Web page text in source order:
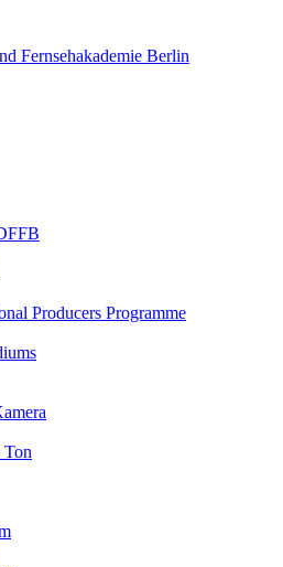
Pro­du­cers Pro­gram­me